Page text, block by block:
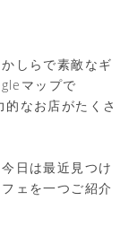
しらで素敵なギ
マップで
なお店がたくさ
日は最近見つけ
ェを一つご紹介